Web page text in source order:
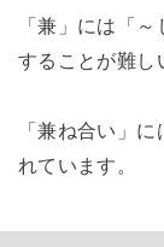
「兼」には「
することが難し
「兼ね合い」
れています。